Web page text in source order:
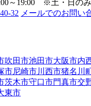
～19:00 ※土・日のみ
32 メールでのお問い
吹田市池田市大阪市内
市尼崎市川西市猪名川
茨木市守口市門真市交
東市